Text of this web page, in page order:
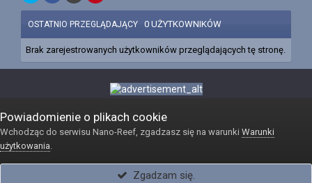
OSTATNIO PRZEGLĄDAJĄCY 0 UŻYTKOWNIKÓW
Brak zarejestrowanych użytkowników przeglądających tę stronę.
Powered by Invision Community
Internetowy sklep akwarystyczny Reefshop
Powiadomienie o plikach cookie
Wchodząc do serwisu Nano-Reef, zgadzasz się na warunki Warunki
użytkowania.
Zgadzam się.